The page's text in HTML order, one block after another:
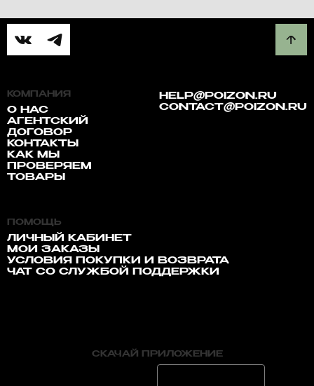
КОМПАНИЯ
О НАС
АГЕНТСКИЙ
ДОГОВОР
КОНТАКТЫ
КАК МЫ
ПРОВЕРЯЕМ
ТОВАРЫ
HELP@POIZON.RU
CONTACT@POIZON.RU
ПОМОЩЬ
ЛИЧНЫЙ КАБИНЕТ
МОИ ЗАКАЗЫ
УСЛОВИЯ ПОКУПКИ И ВОЗВРАТА
ЧАТ СО СЛУЖБОЙ ПОДДЕРЖКИ
СКАЧАЙ ПРИЛОЖЕНИЕ